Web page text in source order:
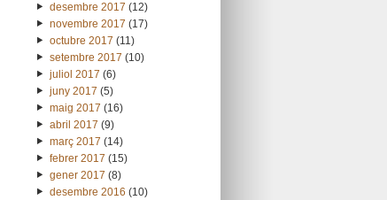
desembre 2017 (12)
novembre 2017 (17)
octubre 2017 (11)
setembre 2017 (10)
juliol 2017 (6)
juny 2017 (5)
maig 2017 (16)
abril 2017 (9)
març 2017 (14)
febrer 2017 (15)
gener 2017 (8)
desembre 2016 (10)